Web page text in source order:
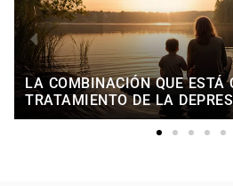
LONGEVIDAD Y
MEJOR A PARTIR DEL 2026
YA SABE Y LO QUE VIENE)